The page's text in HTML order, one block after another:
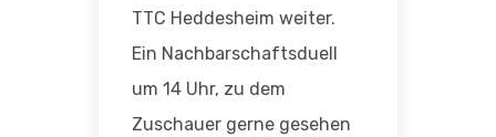
TTC Heddesheim weiter.
Ein Nachbarschaftsduell
um 14 Uhr, zu dem
Zuschauer gerne gesehen